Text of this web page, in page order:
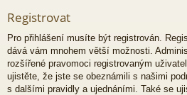
Registrovat
Pro přihlášení musíte být registrován.
dává vám mnohem větší možnosti.
rozšířené pravomoci registrovaným
ujistěte, že jste se obeznámili s našimi
s dalšími pravidly a ujednáními. Také se